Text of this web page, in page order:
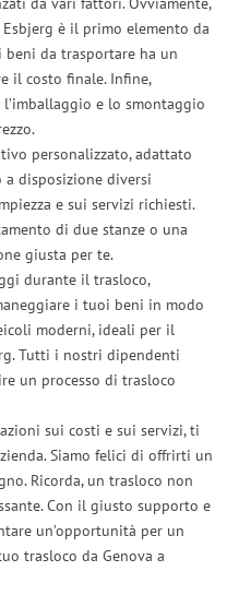
è il primo elemento da
da trasportare ha un
il costo finale. Infine,
e lo smontaggio
personalizzato, adattato
a disposizione diversi
e sui servizi richiesti.
di due stanze o una
giusta per te.
durante il trasloco,
i tuoi beni in modo
moderni, ideali per il
Tutti i nostri dipendenti
un processo di trasloco
sui costi e sui servizi, ti
Siamo felici di offrirti un
Ricorda, un trasloco non
Con il giusto supporto e
un’opportunità per un
trasloco da Genova a